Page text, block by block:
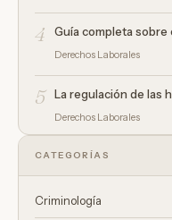
4 Guía completa
Derechos Laborales
5 La regulación de las
Derechos Laborales
CATEGORÍAS
Criminología